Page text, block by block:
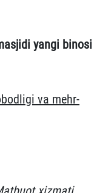
yangi binosi
va mehr-